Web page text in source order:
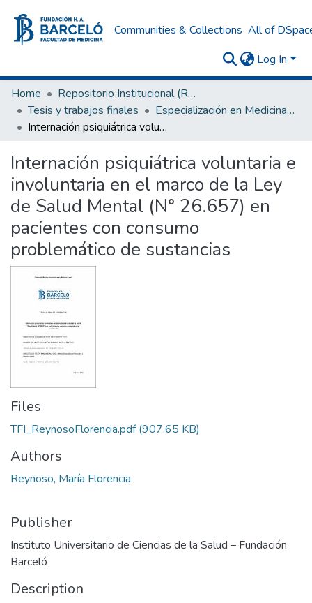
Communities & Collections All of
Log In
Home
Repositorio Institucional (RI) del Instituto Universitario de Ciencias de la Salud Fundación H. A. Barceló
Tesis y trabajos finales
Especialización en Medicina Legal
Internación psiquiátrica voluntaria e involuntaria en el marco de la Ley de Salud Mental (N° 26.657) en pacientes con consumo problemático de sustancias
Internación psiquiátrica voluntaria e
involuntaria en el marco de la Ley
de Salud Mental (N° 26.657) en
pacientes con consumo
problemático de sustancias
Files
TFI_ReynosoFlorencia.pdf(907.65 KB)
Authors
Reynoso, María Florencia
Publisher
Instituto Universitario de Ciencias de la Salud – Fundación
Barceló
Description